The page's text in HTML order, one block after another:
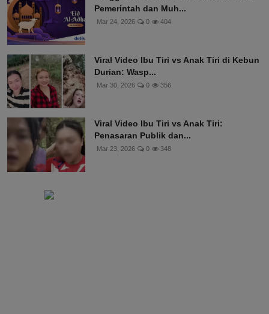
Pemerintah dan Muh...
Mar 24, 2026 0 404
Viral Video Ibu Tiri vs Anak Tiri di Kebun
Durian: Wasp...
Mar 30, 2026 0 356
Viral Video Ibu Tiri vs Anak Tiri:
Penasaran Publik dan...
Mar 23, 2026 0 348